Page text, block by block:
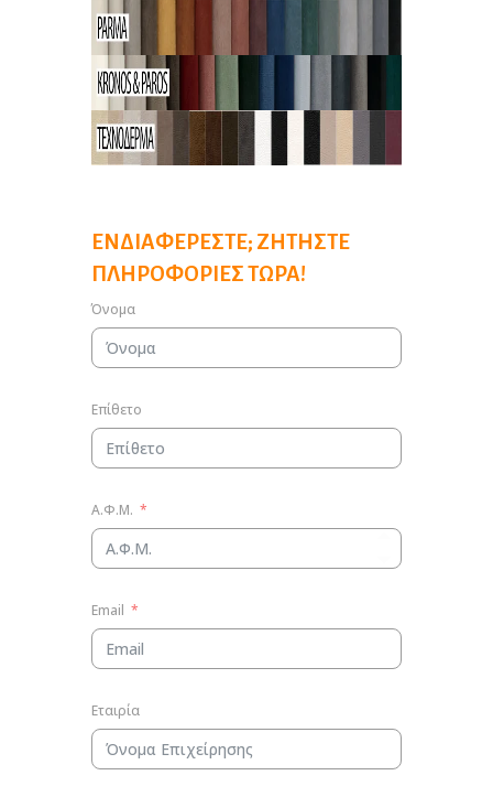
ΕΝΔΙΑΦΈΡΕΣΤΕ; ΖΗΤΉΣΤΕ
ΠΛΗΡΟΦΟΡΊΕΣ ΤΏΡΑ!
Όνομα
Επίθετο
Α.Φ.Μ.
Email
Εταιρία